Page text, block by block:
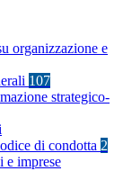
organizzazione e
107
strategico-
di condotta 2
e imprese